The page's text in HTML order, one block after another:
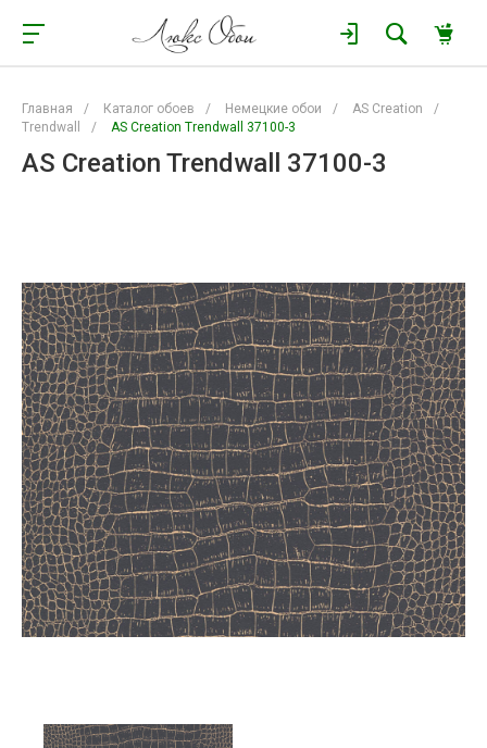
Главная / Каталог обоев / Немецкие обои / AS Creation
/
Trendwall
/ AS Creation Trendwall 37100-3
AS Creation Trendwall 37100-3